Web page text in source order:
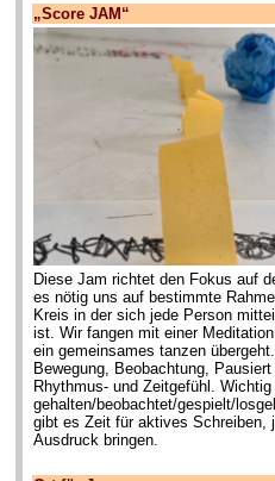
„Score JAM“
Diese Jam richtet den Fokus auf
es nötig uns auf bestimmte
Kreis in der sich jede Person
ist. Wir fangen mit einer
ein gemeinsames tanzen
Bewegung, Beobachtung,
Rhythmus- und Zeitgefühl.
gehalten/beobachtet/gespielt/
gibt es Zeit für aktives Schreiben,
Ausdruck bringen.